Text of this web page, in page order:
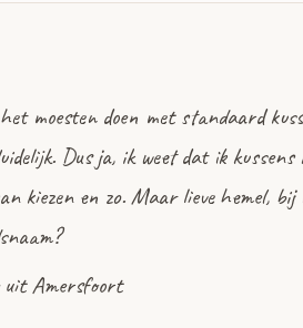
moesten doen met standaard
Dus ja, ik weet dat ik
kiezen en zo. Maar lieve hemel,
uit Amersfoort